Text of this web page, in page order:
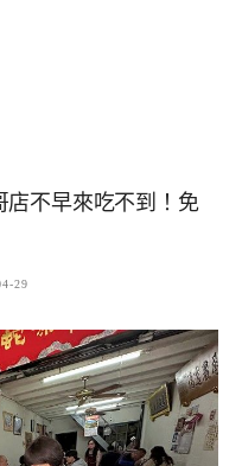
店不早來吃不到！免
29